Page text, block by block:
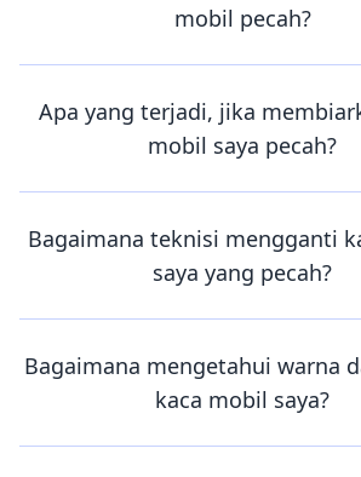
mobil pecah?
Apa yang terjadi, jika
mobil saya pecah?
Bagaimana teknisi mengganti
saya yang pecah?
Bagaimana mengetahui warna
kaca mobil saya?